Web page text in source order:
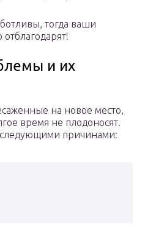
тогда ваши
и их
на новое место,
время не плодоносят.
причинами: